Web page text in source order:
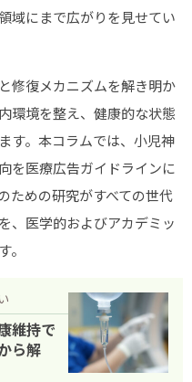
域にまで広がりを見せてい
修復メカニズムを解き明か
環境を整え、健康的な状態
す。本コラムでは、小児神
を医療広告ガイドラインに
ための研究がすべての世代
、医学的およびアカデミッ
。
維持で
ら解